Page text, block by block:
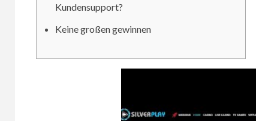
Kundensupport?
Keine großen gewinnen